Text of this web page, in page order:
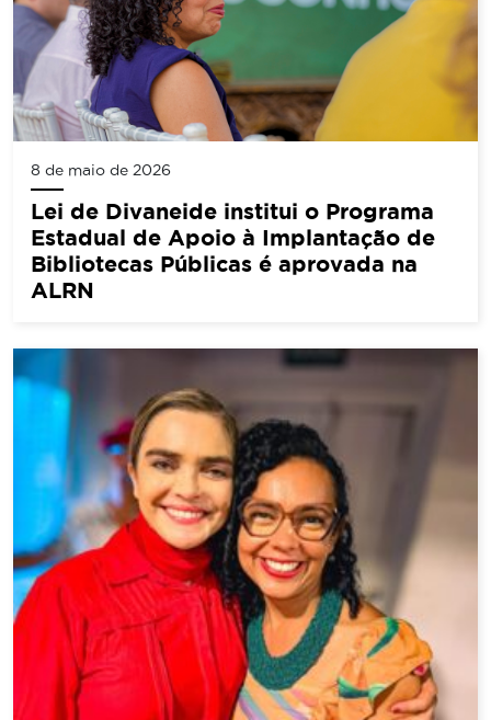
8 de maio de 2026
Lei de Divaneide institui o Programa
Estadual de Apoio à Implantação de
Bibliotecas Públicas é aprovada na
ALRN